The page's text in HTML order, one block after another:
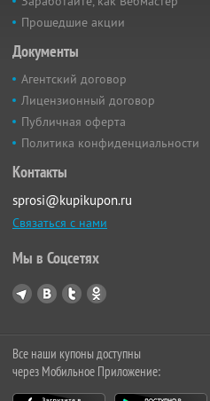
Прошедшие акции
Документы
Агентский договор
Лицензионный договор
Публичная оферта
Политика конфиденциальности
Контакты
sprosi@kupikupon.ru
Связаться с нами
Мы в Соцсетях
Все наши купоны доступны
через Мобильное Приложение: